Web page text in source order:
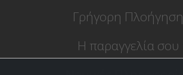
Γρήγορη Πλοήγηση
Η παραγγελία σου